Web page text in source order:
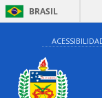
BRASIL